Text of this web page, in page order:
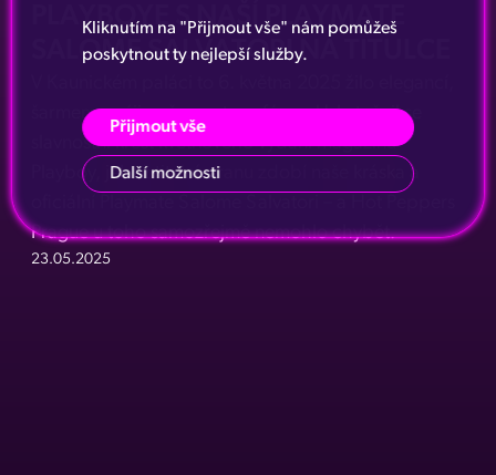
PLAYBOYE S NAŠÍ PLAYMATE
SALOME SALVATORI NA TITULCE
šarmem a výjimečnou atmosférou. Uskutečnil se
slavnostní křest květnového vydání magazínu
Playboy, jehož titulní stranu zdobí naše kráska a
Prague u toho samozřejmě nemohlo chybět.
23.05.2025
Kliknutím na "Přijmout vše" nám pomůžeš
poskytnout ty nejlepší služby.
Přijmout vše
Další možnosti